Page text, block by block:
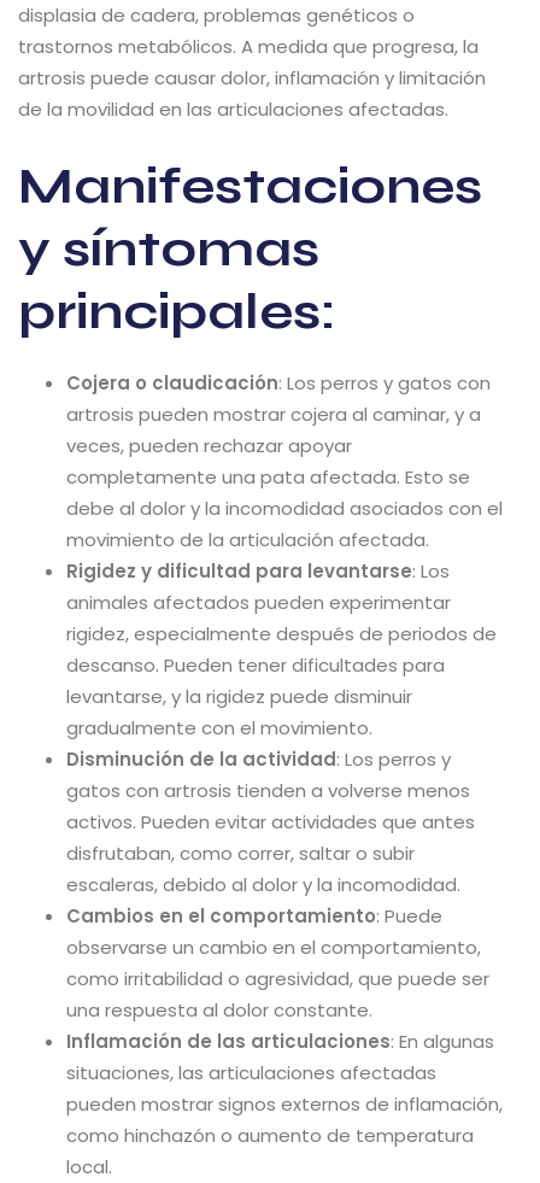
displasia de cadera, problemas genéticos o
trastornos metabólicos. A medida que progresa, la
artrosis puede causar dolor, inflamación y limitación
de la movilidad en las articulaciones afectadas.
Manifestaciones
y síntomas
principales:
Cojera o claudicación: Los perros y gatos con
artrosis pueden mostrar cojera al caminar, y a
veces, pueden rechazar apoyar
completamente una pata afectada. Esto se
debe al dolor y la incomodidad asociados con el
movimiento de la articulación afectada.
Rigidez y dificultad para levantarse: Los
animales afectados pueden experimentar
rigidez, especialmente después de periodos de
descanso. Pueden tener dificultades para
levantarse, y la rigidez puede disminuir
gradualmente con el movimiento.
Disminución de la actividad: Los perros y
gatos con artrosis tienden a volverse menos
activos. Pueden evitar actividades que antes
disfrutaban, como correr, saltar o subir
escaleras, debido al dolor y la incomodidad.
Cambios en el comportamiento: Puede
observarse un cambio en el comportamiento,
como irritabilidad o agresividad, que puede ser
una respuesta al dolor constante.
Inflamación de las articulaciones: En algunas
situaciones, las articulaciones afectadas
pueden mostrar signos externos de inflamación,
como hinchazón o aumento de temperatura
local.